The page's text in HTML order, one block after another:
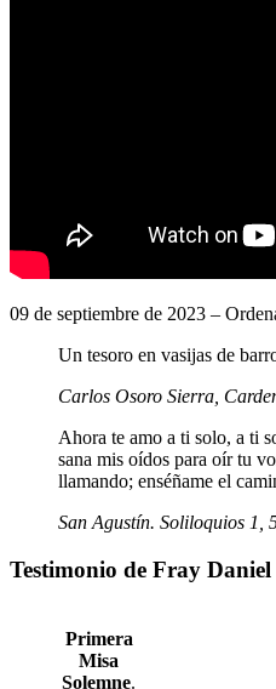
09 de septiembre de 2023 –
Un tesoro en vasijas de
Carlos Osoro Sierra,
Ahora te amo a ti solo, a ti
sana mis oídos para oír tu
llamando; enséñame el
San Agustín. Soliloquios 1,
Testimonio de Fray
Primera
Misa
Solemne.